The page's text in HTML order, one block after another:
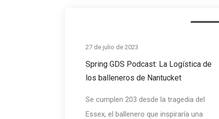
27 de julio de 2023
Spring GDS Podcast: La Logística de
los balleneros de Nantucket
Se cumplen 203 desde la tragedia del
Essex, el ballenero que inspiraría una